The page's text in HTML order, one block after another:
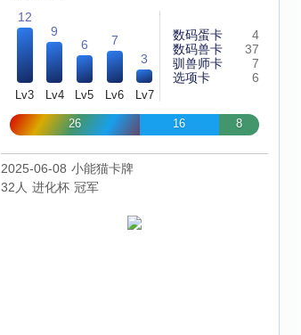
12
Lv3
9
Lv4
6
Lv5
7
Lv6
3
Lv7
数码蛋卡
4
数码兽卡
37
驯兽师卡
7
选项卡
6
26 16 8
2025-06-08 小能猫卡牌
32人 进化杯 冠军